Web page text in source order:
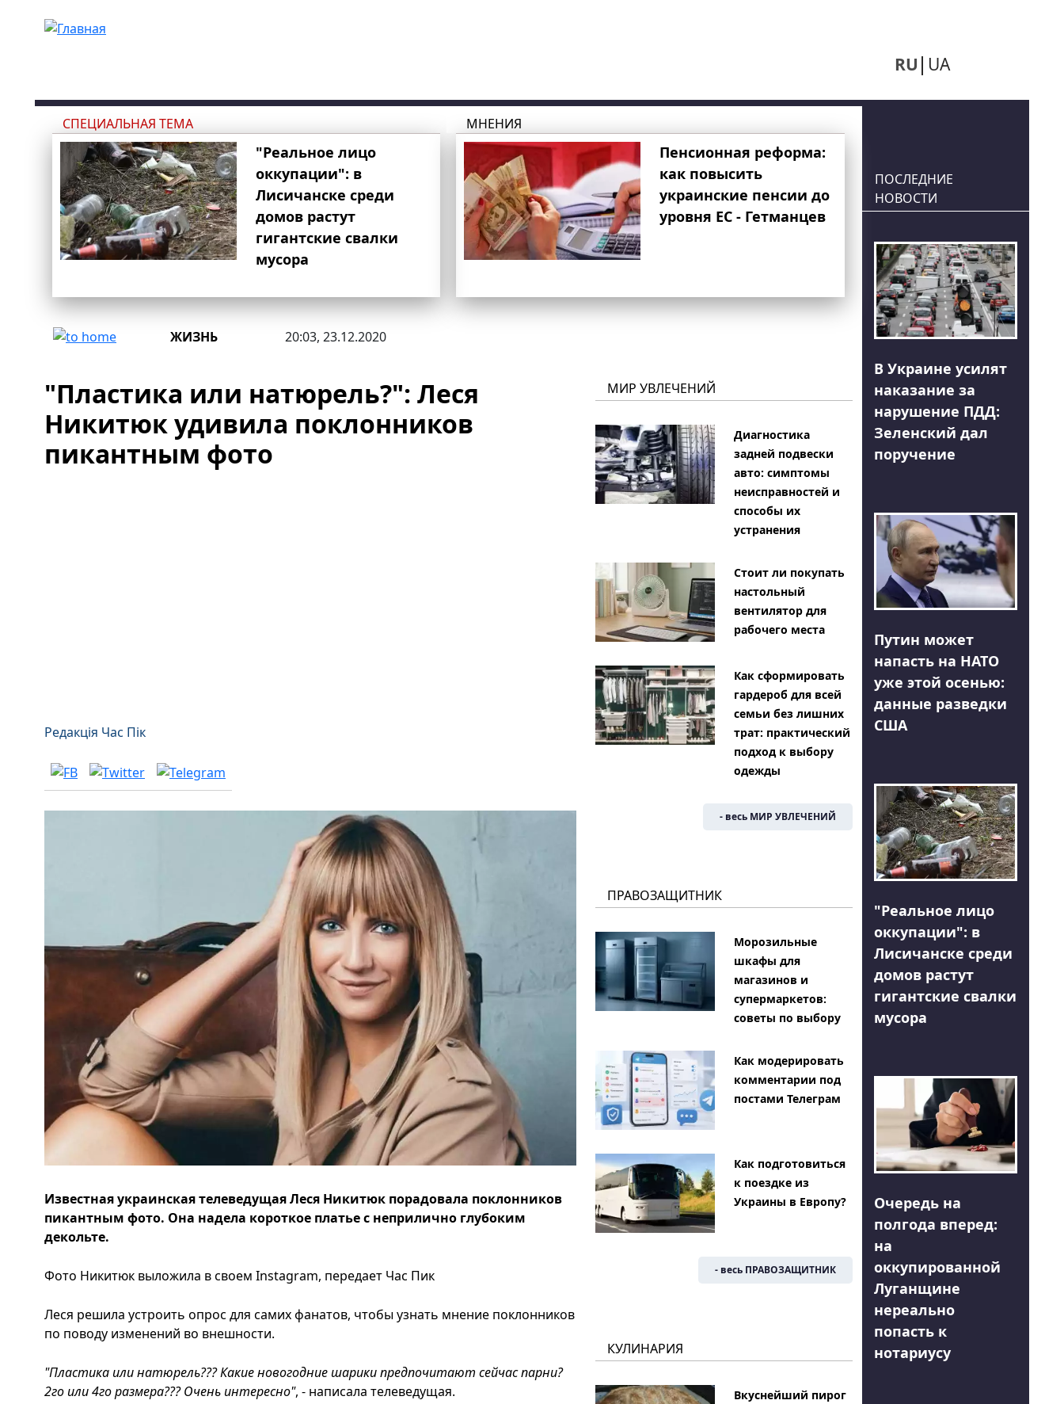
RU UA
СПЕЦИАЛЬНАЯ ТЕМА
"Реальное лицо
оккупации": в
Лисичанске среди
домов растут
гигантские свалки
мусора
МНЕНИЯ
Пенсионная реформа:
как повысить
украинские пенсии до
уровня ЕС - Гетманцев
ЖИЗНЬ 20:03, 23.12.2020
"Пластика или натюрель?": Леся
Никитюк удивила поклонников
пикантным фото
Редакція Час Пік
Известная украинская телеведущая Леся Никитюк порадовала поклонников
пикантным фото. Она надела короткое платье с неприлично глубоким
декольте.
Фото Никитюк выложила в своем Instagram, передает Час Пик
Леся решила устроить опрос для самих фанатов, чтобы узнать мнение поклонников
по поводу изменений во внешности.
"Пластика или натюрель??? Какие новогодние шарики предпочитают сейчас парни?
2го или 4го размера??? Очень интересно", - написала телеведущая.
МИР УВЛЕЧЕНИЙ
Диагностика
задней подвески
авто: симптомы
неисправностей и
способы их
устранения
Стоит ли покупать
настольный
вентилятор для
рабочего места
Как сформировать
гардероб для всей
семьи без лишних
трат: практический
подход к выбору
одежды
- весь МИР УВЛЕЧЕНИЙ
ПРАВОЗАЩИТНИК
Морозильные
шкафы для
магазинов и
супермаркетов:
советы по выбору
Как модерировать
комментарии под
постами Телеграм
Как подготовиться
к поездке из
Украины в Европу?
- весь ПРАВОЗАЩИТНИК
КУЛИНАРИЯ
Вкуснейший пирог
ПОСЛЕДНИЕ
НОВОСТИ
В Украине усилят
наказание за
нарушение ПДД:
Зеленский дал
поручение
Путин может
напасть на НАТО
уже этой осенью:
данные разведки
США
"Реальное лицо
оккупации": в
Лисичанске среди
домов растут
гигантские свалки
мусора
Очередь на
полгода вперед:
на
оккупированной
Луганщине
нереально
попасть к
нотариусу